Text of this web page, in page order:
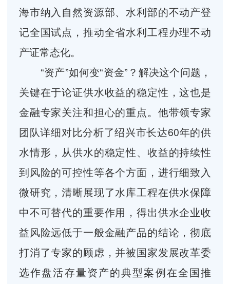
海市纳入自然资源部、水利部的不动产登
记全国试点，推动全省水利工程办理不动
产证常态化。
“资产”如何变“资金”？解决这个问题，
关键在于论证供水收益的稳定性，这也是
金融专家关注和担心的重点。他带领专家
团队详细对比分析了绍兴市长达60年的供
水情形，从供水的稳定性、收益的持续性
到风险的可控性等各个方面，进行细致入
微研究，清晰展现了水库工程在供水保障
中不可替代的重要作用，得出供水企业收
益风险远低于一般金融产品的结论，彻底
打消了专家的顾虑，并被国家发展改革委
选作盘活存量资产的典型案例在全国推